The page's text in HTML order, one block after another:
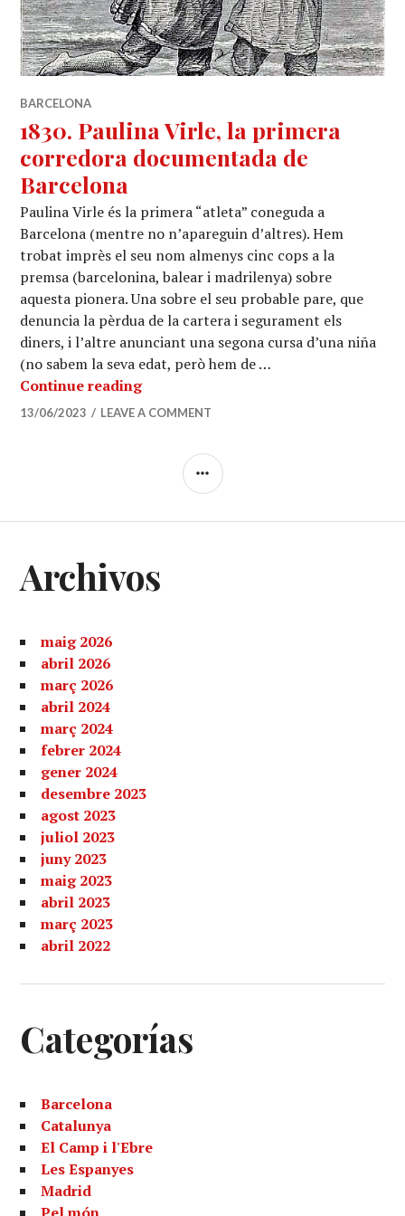
BARCELONA
1830. Paulina Virle, la primera
corredora documentada de
Barcelona
Paulina Virle és la primera “atleta” coneguda a
Barcelona (mentre no n’apareguin d’altres). Hem
trobat imprès el seu nom almenys cinc cops a la
premsa (barcelonina, balear i madrilenya) sobre
aquesta pionera. Una sobre el seu probable pare, que
denuncia la pèrdua de la cartera i segurament els
diners, i l’altre anunciant una segona cursa d’una niña
(no sabem la seva edat, però hem de …
Continue reading1830. Paulina Virle, la primera
13/06/2023 LEAVE A COMMENT
SIDEBAR
Archivos
maig 2026
abril 2026
març 2026
abril 2024
març 2024
febrer 2024
gener 2024
desembre 2023
agost 2023
juliol 2023
juny 2023
maig 2023
abril 2023
març 2023
abril 2022
Categorías
Barcelona
Catalunya
El Camp i l'Ebre
Les Espanyes
Madrid